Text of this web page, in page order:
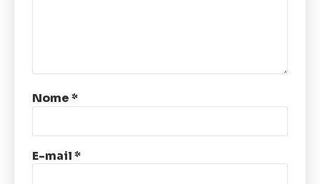
Nome*
E-mail*